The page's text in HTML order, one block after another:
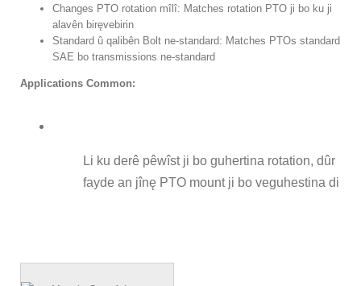
Changes PTO rotation mîlî: Matches rotation PTO ji bo ku ji
alavên biręvebirin
Standard û qalibên Bolt ne-standard: Matches PTOs standard
SAE bo transmissions ne-standard
Applications Common:
Li ku derê pêwîst ji bo guhertina rotation, dûr
fayde an jînę PTO mount ji bo veguhestina di